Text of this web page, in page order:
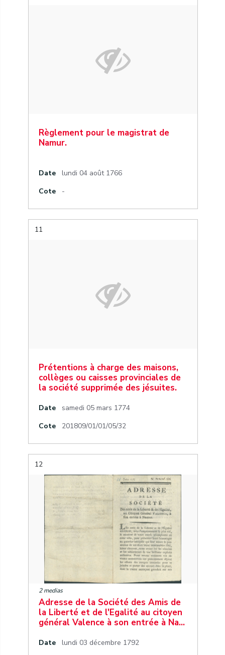
Règlement pour le magistrat de
Namur.
Date
lundi 04 août 1766
Cote
-
11
Prétentions à charge des maisons,
collèges ou caisses provinciales de
la société supprimée des jésuites.
Date
samedi 05 mars 1774
Cote
201809/01/01/05/32
12
2 medias
Adresse de la Société des Amis de
la Liberté et de l'Egalité au citoyen
général Valence à son entrée à Na…
Date
lundi 03 décembre 1792